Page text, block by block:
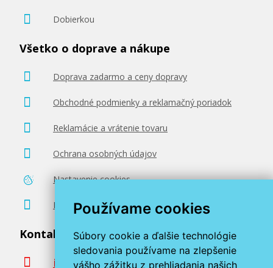
Používame cookies
Súbory cookie a ďalšie technológie
sledovania používame na zlepšenie
vášho zážitku z prehliadania našich
Dobierkou
Všetko o doprave a nákupe
Doprava zadarmo a ceny dopravy
Obchodné podmienky a reklamačný poriadok
Reklamácie a vrátenie tovaru
Ochrana osobných údajov
Nastavenie cookies
Poradenstvo zadarmo
Kontaktujte nás
info@miroluk.sk